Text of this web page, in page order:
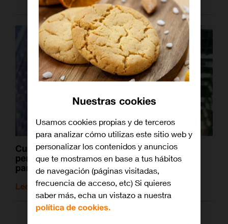
Cuando las viñetas se quedan pequeñas:
personajes de cómic que saltaron a la
pantalla
Leer artículo relacionado
Nuestras cookies
Usamos cookies propias y de terceros
para analizar cómo utilizas este sitio web y
personalizar los contenidos y anuncios
que te mostramos en base a tus hábitos
de navegación (páginas visitadas,
frecuencia de acceso, etc) Si quieres
saber más, echa un vistazo a nuestra
política de cookies.